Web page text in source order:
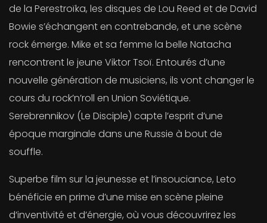
de la Perestroïka, les disques de Lou Reed et de David
Bowie s’échangent en contrebande, et une scène
rock émerge. Mike et sa femme la belle Natacha
rencontrent le jeune Viktor Tsoï. Entourés d’une
nouvelle génération de musiciens, ils vont changer le
cours du rock’n’roll en Union Soviétique.
Serebrennikov (Le Disciple) capte l’esprit d’une
époque marginale dans une Russie à bout de
souffle.
Superbe film sur la jeunesse et l’insouciance, Leto
bénéficie en prime d’une mise en scène pleine
d’inventivité et d’énergie, où vous découvrirez les